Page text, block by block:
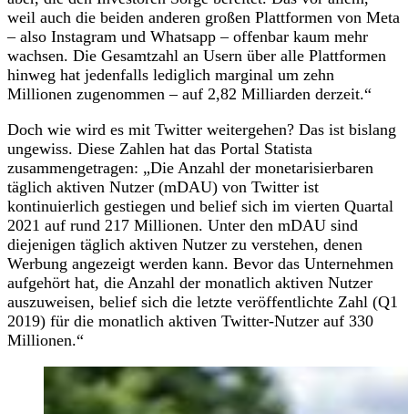
weil auch die beiden anderen großen Plattformen von Meta
– also Instagram und Whatsapp – offenbar kaum mehr
wachsen. Die Gesamtzahl an Usern über alle Plattformen
hinweg hat jedenfalls lediglich marginal um zehn
Millionen zugenommen – auf 2,82 Milliarden derzeit.“
Doch wie wird es mit Twitter weitergehen? Das ist bislang
ungewiss. Diese Zahlen hat das Portal Statista
zusammengetragen: „Die Anzahl der monetarisierbaren
täglich aktiven Nutzer (mDAU) von Twitter ist
kontinuierlich gestiegen und belief sich im vierten Quartal
2021 auf rund 217 Millionen. Unter den mDAU sind
diejenigen täglich aktiven Nutzer zu verstehen, denen
Werbung angezeigt werden kann. Bevor das Unternehmen
aufgehört hat, die Anzahl der monatlich aktiven Nutzer
auszuweisen, belief sich die letzte veröffentlichte Zahl (Q1
2019) für die monatlich aktiven Twitter-Nutzer auf 330
Millionen.“